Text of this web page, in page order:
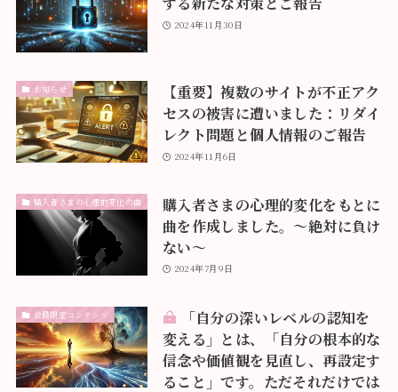
2024年11月30日
お知らせ
【重要】複数のサイトが不正アク
セスの被害に遭いました：リダイ
レクト問題と個人情報のご報告
2024年11月6日
購入者さまの心理的変化の曲
購入者さまの心理的変化をもとに
曲を作成しました。〜絶対に負け
ない〜
2024年7月9日
会員限定コンテンツ
「自分の深いレベルの認知を
変える」とは、「自分の根本的な
信念や価値観を見直し、再設定す
ること」です。ただそれだけでは